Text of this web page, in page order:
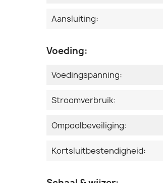
Aansluiting:
Voeding:
Voedingspanning:
Stroomverbruik:
Ompoolbeveiliging:
Kortsluitbestendigheid: